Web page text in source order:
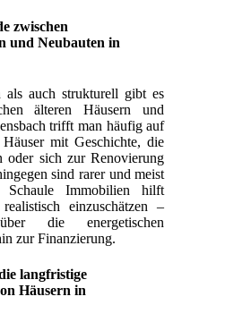
zwischen
und Neubauten in
als auch strukturell gibt es
älteren Häusern und
trifft man häufig auf
mit Geschichte, die
oder sich zur Renovierung
sind rarer und meist
Schaule Immobilien hilft
einzuschätzen –
die energetischen
zur Finanzierung.
langfristige
Häusern in